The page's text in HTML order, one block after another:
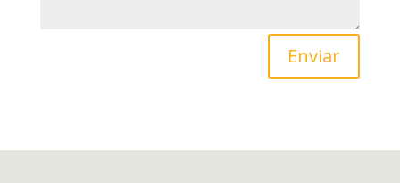
Enviar